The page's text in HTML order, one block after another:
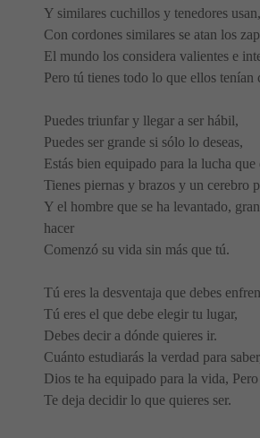
Y similares cuchillos y tenedores usan,
Con cordones similares se atan los
El mundo los considera valientes e
Pero tú tienes todo lo que ellos tenían
Puedes triunfar y llegar a ser hábil,
Puedes ser grande si sólo lo deseas,
Estás bien equipado para la lucha que
Tienes piernas y brazos y un cerebro
Y el hombre que se ha levantado,
hacer
Comenzó su vida sin más que tú.
Tú eres la desventaja que debes
Tú eres el que debe elegir tu lugar,
Debes decir a dónde quieres ir.
Cuánto estudiarás la verdad para
Dios te ha equipado para la vida,
Te deja decidir lo que quieres ser.